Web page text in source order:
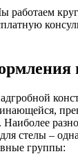
работаем
стелы –
группы: